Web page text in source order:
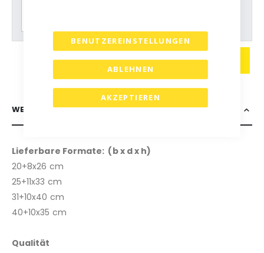
AKZEPTIEREN
BENUTZEREINSTELLUNGEN
ABLEHNEN
IN DEN WARENKORB
WEITERE INFORMATIONEN
Lieferbare Formate: (b x d x h)
20+8x26 cm
25+11x33 cm
31+10x40 cm
40+10x35 cm
Qualität